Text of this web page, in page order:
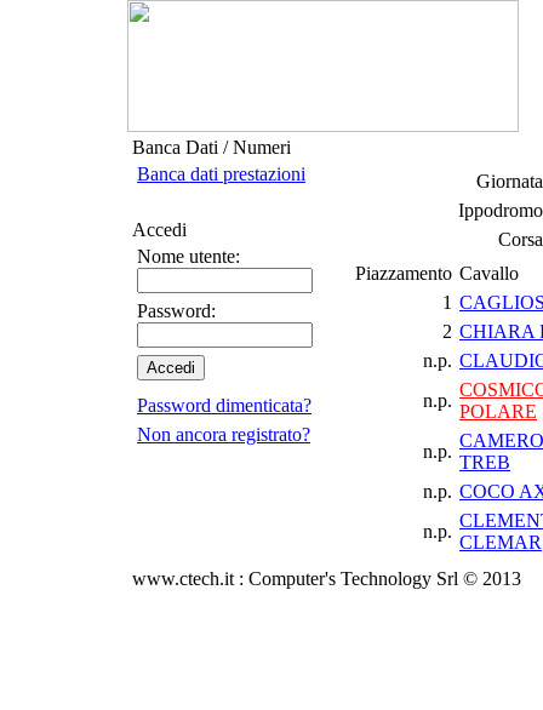
Banca Dati / Numeri
Banca dati prestazioni
Accedi
Nome utente:
Password:
Password dimenticata?
Non ancora registrato?
Piazzamento Cavallo
1
2 CHIARA
n.p.
n.p.
POLARE
n.p.
TREB
n.p. COCO
n.p.
CLEMAR
www.ctech.it : Computer's Technology Srl © 2013